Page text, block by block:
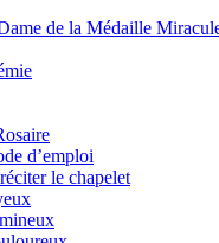
de la Médaille
d’emploi
le chapelet